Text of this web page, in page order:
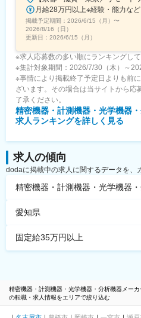
掲載予定期間： 2026/6/15（月） 〜
2026/8/16（日）
更新日： 2026/6/15（月）
※求人応募数の多い順にランキングし
※集計対象期間：2026/7/30（木）～
※事情により掲載終了予定日よりも前
ざいます。その場合は当サイトから
了承ください。
精密機器・計測機器・光学機器
求人ランキングを詳しく見る
求人の傾向
dodaに掲載中の求人に関するデータを、
精密機器・計測機器・光学機器
愛知県
固定給35万円以上
精密機器・計測機器・光学機器・分析機器メー
の転職・求人情報をエリアで絞り込む